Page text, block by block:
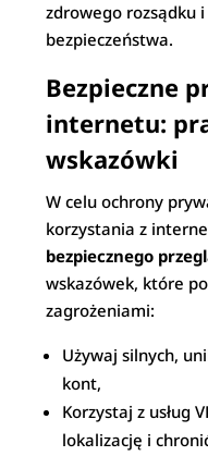
zdrowego rozsądku
bezpieczeństwa.
Bezpieczne
internetu:
wskazówki
W celu ochrony
korzystania z
bezpiecznego
wskazówek, które
zagrożeniami:
Używaj silnych,
kont,
Korzystaj z usług
lokalizację i